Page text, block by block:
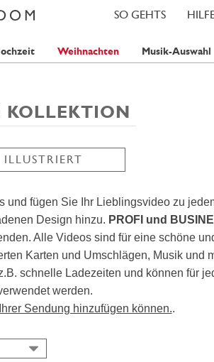
SO GEHTS
Weihnachten Musik-Auswahl
KOLLEKTION
ILLUSTRIERT
und fügen Sie Ihr Lieblingsvideo zu
Design hinzu. PROFI und
Alle Videos sind für eine schöne
Karten und Umschlägen, Musik und
schnelle Ladezeiten und können für
werden.
Sendung hinzufügen können..